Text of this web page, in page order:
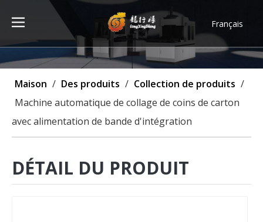
Français
Türk dili
ไทย
Deutsch
Maison / Des produits / Collection de produits /
Machine automatique de collage de coins de carton
avec alimentation de bande d'intégration
DÉTAIL DU PRODUIT